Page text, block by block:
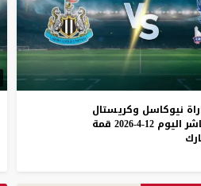
نيوكاسل وكريستال
اليوم 12-4-2026
قمة